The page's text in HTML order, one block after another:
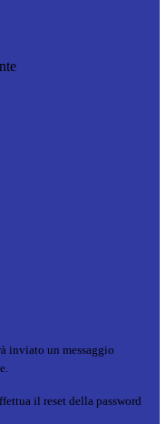
inviato un messaggio
il reset della password